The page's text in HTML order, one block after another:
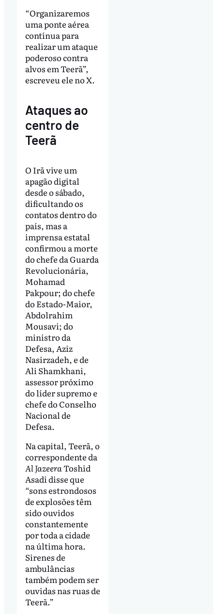
“Organizaremos
uma ponte aérea
contínua para
realizar um ataque
poderoso contra
alvos em Teerã”,
escreveu ele no X.
Ataques ao
centro de
Teerã
O Irã vive um
apagão digital
desde o sábado,
dificultando os
contatos dentro do
país, mas a
imprensa estatal
confirmou a morte
do chefe da Guarda
Revolucionária,
Mohamad
Pakpour; do chefe
do Estado-Maior,
Abdolrahim
Mousavi; do
ministro da
Defesa, Aziz
Nasirzadeh, e de
Ali Shamkhani,
assessor próximo
do líder supremo e
chefe do Conselho
Nacional de
Defesa.
Na capital, Teerã, o
correspondente da
Al Jazeera Toshid
Asadi disse que
“sons estrondosos
de explosões têm
sido ouvidos
constantemente
por toda a cidade
na última hora.
Sirenes de
ambulâncias
também podem ser
ouvidas nas ruas de
Teerã.”